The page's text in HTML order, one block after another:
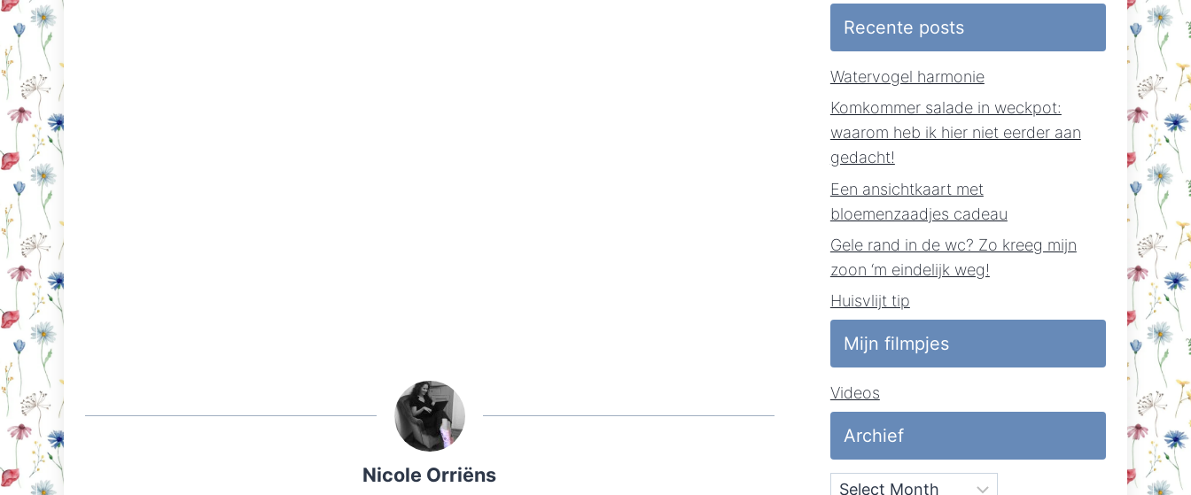
Nicole Orriëns
Recente posts
Watervogel harmonie
Komkommer salade in weckpot:
waarom heb ik hier niet eerder aan
gedacht!
Een ansichtkaart met
bloemenzaadjes cadeau
Gele rand in de wc? Zo kreeg mijn
zoon ‘m eindelijk weg!
Huisvlijt tip
Mijn filmpjes
Videos
Archief
Archief